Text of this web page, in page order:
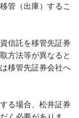
管（出庫）するこ
信託を移管先証券
方法等が異なると
移管先証券会社へ
る場合、松井証券